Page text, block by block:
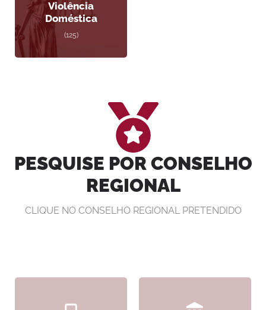
Violência
Doméstica
(125)
PESQUISE POR CONSELHO
REGIONAL
CLIQUE NO CONSELHO REGIONAL PRETENDIDO